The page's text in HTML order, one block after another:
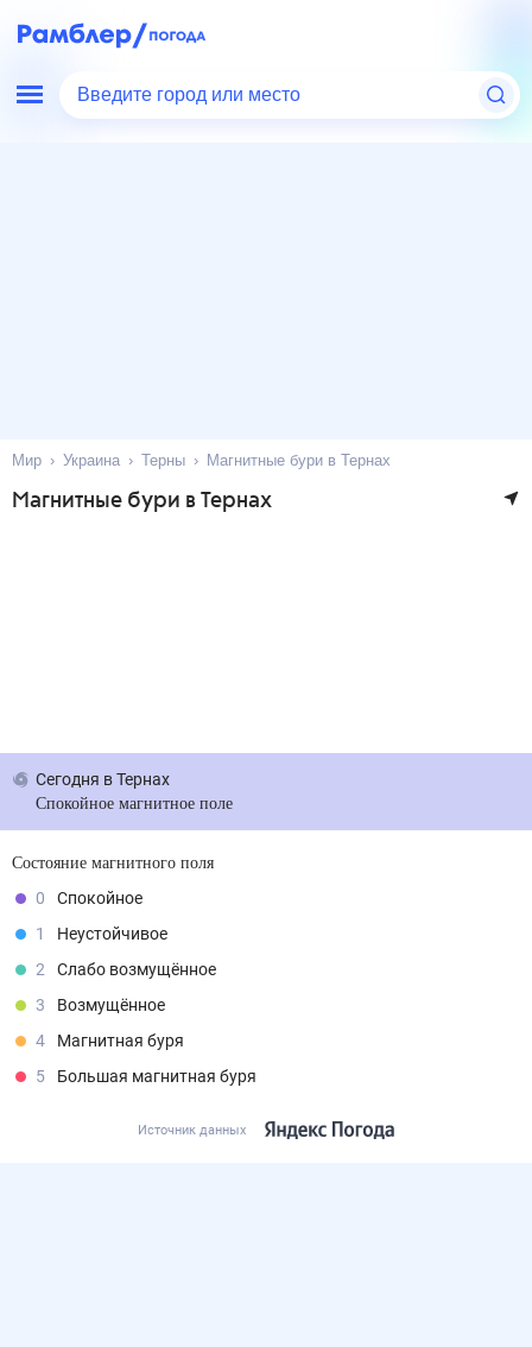
Введите город или место
Мир Украина Терны Магнитные бури в Тернах
Магнитные бури в Тернах
Сегодня в Тернах
Спокойное магнитное поле
Состояние магнитного поля
0
Спокойное
1
Неустойчивое
2
Слабо возмущённое
3
Возмущённое
4
Магнитная буря
5
Большая магнитная буря
Источник данных